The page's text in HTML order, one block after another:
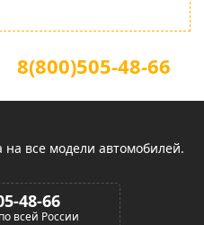
8(800)505-48-66
на все модели автомобилей.
48-66
всей России